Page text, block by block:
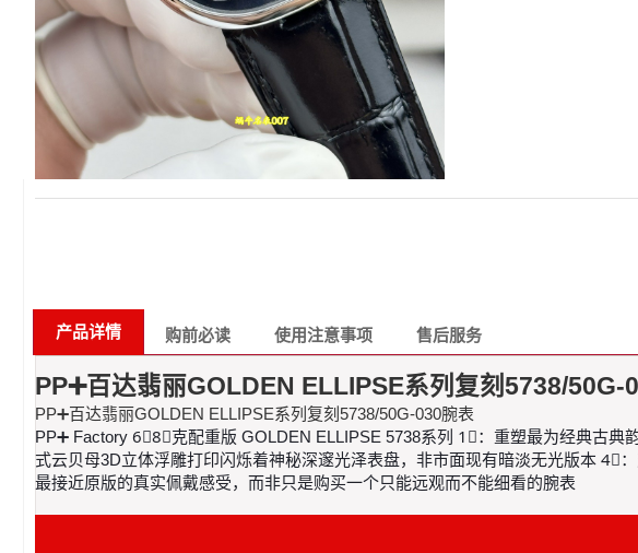
产品详情 购前必读 使用注意事项 售后服务
PP➕百达翡丽GOLDEN ELLIPSE系列复刻5738/50G-
PP➕百达翡丽GOLDEN ELLIPSE系列复刻5738/50G-030腕表
PP➕ Factory 6⃣️8⃣️克配重版 GOLDEN ELLIPSE 5738系列 1⃣️：重塑最为经典古
式云贝母3D立体浮雕打印闪烁着神秘深邃光泽表盘，非市面现有暗淡无光版本 4⃣️
最接近原版的真实佩戴感受，而非只是购买一个只能远观而不能细看的腕表